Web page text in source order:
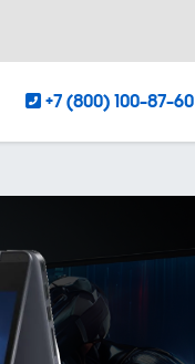
+7 (800) 100-87-60